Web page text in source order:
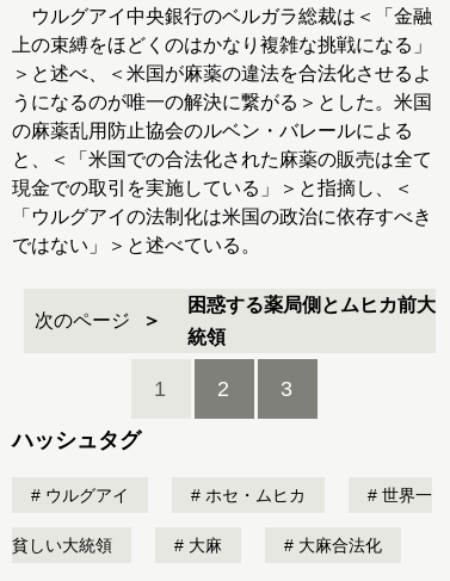
ウルグアイ中央銀行のベルガラ総裁は＜「金融
上の束縛をほどくのはかなり複雑な挑戦になる」
＞と述べ、＜米国が麻薬の違法を合法化させるよ
うになるのが唯一の解決に繋がる＞とした。米国
の麻薬乱用防止協会のルベン・バレールによる
と、＜「米国での合法化された麻薬の販売は全て
現金での取引を実施している」＞と指摘し、＜
「ウルグアイの法制化は米国の政治に依存すべき
ではない」＞と述べている。
次のページ
困惑する薬局側とムヒカ前大
統領
1 2 3
ハッシュタグ
ウルグアイ ホセ・ムヒカ 世界一
貧しい大統領 大麻 大麻合法化